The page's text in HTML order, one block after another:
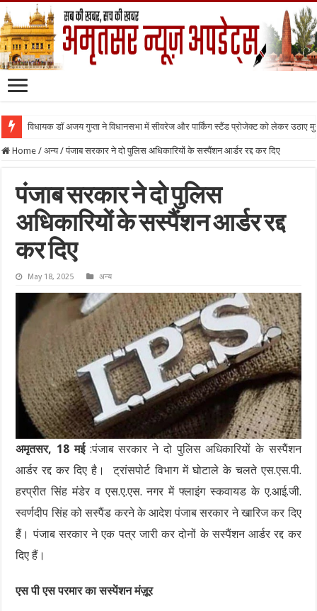
विधायक डॉ अजय गुप्ता ने विधानसभा में सीवरेज और पार्किंग स्टैंड प्रोजेक्ट को लेकर उठाए
Home / अन्य / पंजाब सरकार ने दो पुलिस अधिकारियों के सस्पैंशन आर्डर रद्द कर दिए
पंजाब सरकार ने दो पुलिस
अधिकारियों के सस्पैंशन आर्डर रद्द
कर दिए
May 18, 2025 अन्य
अमृतसर, 18 मई:पंजाब सरकार ने दो पुलिस अधिकारियों के सस्पैंशन
आर्डर रद्द कर दिए है। ट्रांसपोर्ट विभाग में घोटाले के चलते एस.एस.पी.
हरप्रीत सिंह मंडेर व एस.ए.एस. नगर में फ्लाइंग स्कवायड के ए.आई.जी.
स्वर्णदीप सिंह को सस्पैंड करने के आदेश पंजाब सरकार ने खारिज कर दिए
हैं। पंजाब सरकार ने एक पत्र जारी कर दोनों के सस्पैंशन आर्डर रद्द कर
दिए हैं।
एस पी एस परमार का सस्पेंशन मंज़ूर